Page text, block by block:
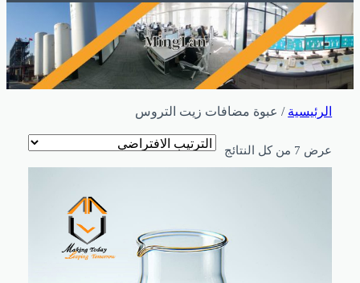
الرئيسية / عبوة مضافات زيت التروس
عرض ⁦7⁩ من كل النتائج